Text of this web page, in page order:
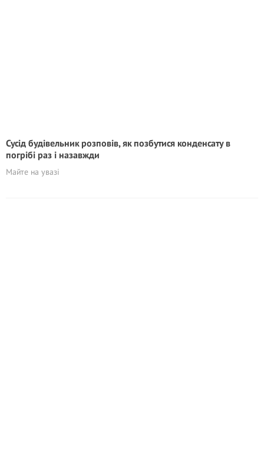
Сусід будівельник розповів, як позбутися конденсату в
погрібі раз і назавжди
Майте на увазі